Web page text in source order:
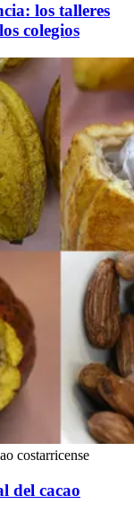
los talleres
colegios
costarricense
del cacao